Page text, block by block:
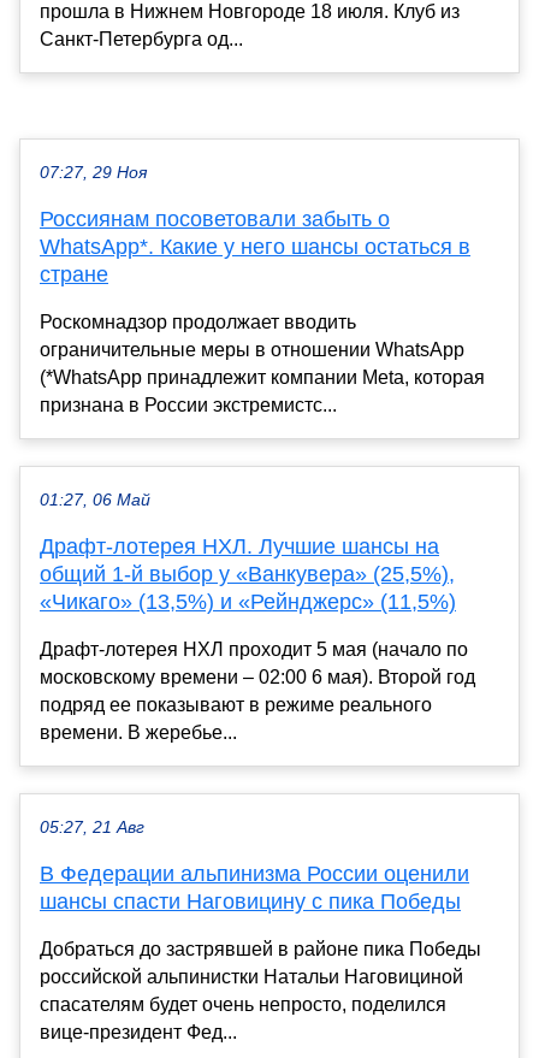
прошла в Нижнем Новгороде 18 июля. Клуб из
Санкт-Петербурга од...
07:27, 29 Ноя
Россиянам посоветовали забыть о
WhatsApp*. Какие у него шансы остаться в
стране
Роскомнадзор продолжает вводить
ограничительные меры в отношении WhatsApp
(*WhatsApp принадлежит компании Meta, которая
признана в России экстремистс...
01:27, 06 Май
Драфт-лотерея НХЛ. Лучшие шансы на
общий 1-й выбор у «Ванкувера» (25,5%),
«Чикаго» (13,5%) и «Рейнджерс» (11,5%)
Драфт-лотерея НХЛ проходит 5 мая (начало по
московскому времени – 02:00 6 мая). Второй год
подряд ее показывают в режиме реального
времени. В жеребье...
05:27, 21 Авг
В Федерации альпинизма России оценили
шансы спасти Наговицину с пика Победы
Добраться до застрявшей в районе пика Победы
российской альпинистки Натальи Наговициной
спасателям будет очень непросто, поделился
вице-президент Фед...